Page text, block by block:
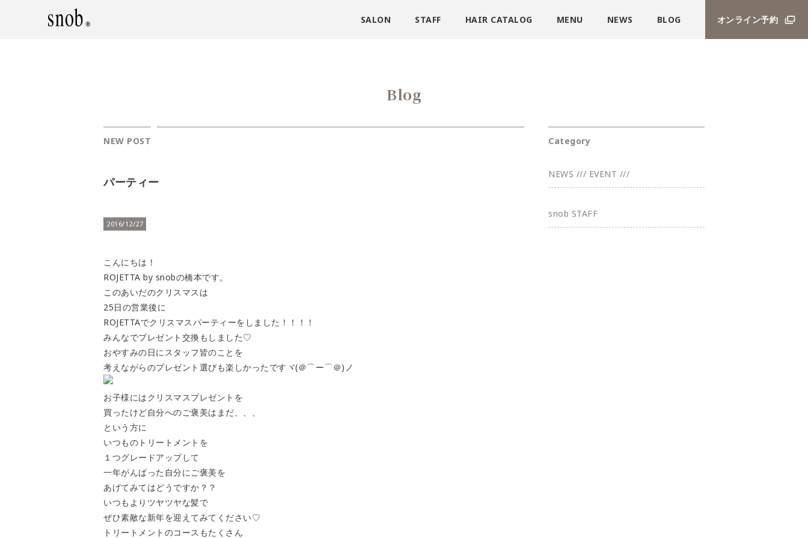
SALON STAFF HAIR CATALOG MENU NEWS BLOG オンライン予約
Blog
NEW POST
パーティー
2016/12/27
こんにちは！
ROJETTA by snobの橋本です。
このあいだのクリスマスは
25日の営業後に
ROJETTAでクリスマスパーティーをしました！！！！
みんなでプレゼント交換もしました♡
おやすみの日にスタッフ皆のことを
考えながらのプレゼント選びも楽しかったですヾ(＠⌒ー⌒＠)ノ
お子様にはクリスマスプレゼントを
買ったけど自分へのご褒美はまだ、、、
という方に
いつものトリートメントを
１つグレードアップして
一年がんばった自分にご褒美を
あげてみてはどうですか？？
いつもよりツヤツヤな髪で
ぜひ素敵な新年を迎えてみてください♡
トリートメントのコースもたくさん
Category
NEWS /// EVENT ///
snob STAFF